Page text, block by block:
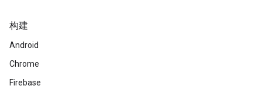
构建
Android
Chrome
Firebase